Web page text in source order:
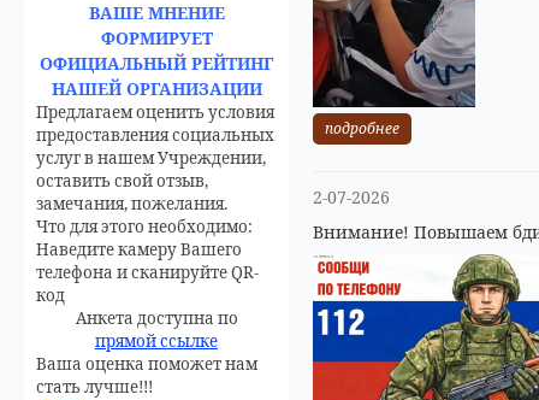
ВАШЕ МНЕНИЕ
ФОРМИРУЕТ
ОФИЦИАЛЬНЫЙ РЕЙТИНГ
НАШЕЙ ОРГАНИЗАЦИИ
Предлагаем оценить условия
предоставления социальных
услуг в нашем Учреждении,
оставить свой отзыв,
замечания, пожелания.
Что для этого необходимо:
Наведите камеру Вашего
телефона и сканируйте QR-
код
Анкета доступна по
прямой ссылке
Ваша оценка поможет нам
стать лучше!!!
подробнее
2-07-2026
Внимание! Повышаем